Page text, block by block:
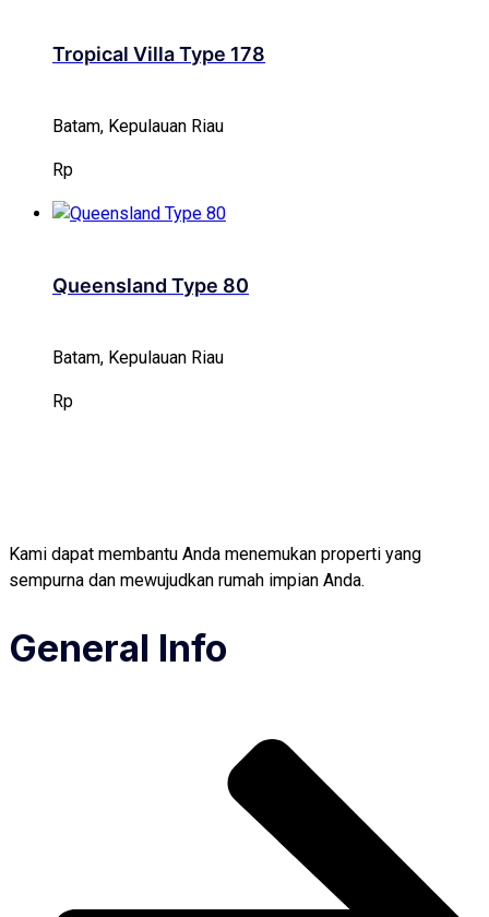
Tropical Villa Type 178
Batam, Kepulauan Riau
Rp
Queensland Type 80
Batam, Kepulauan Riau
Rp
Kami dapat membantu Anda menemukan properti yang
sempurna dan mewujudkan rumah impian Anda.
General Info